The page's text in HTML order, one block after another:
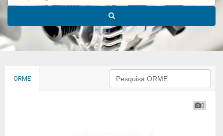
ORME
0